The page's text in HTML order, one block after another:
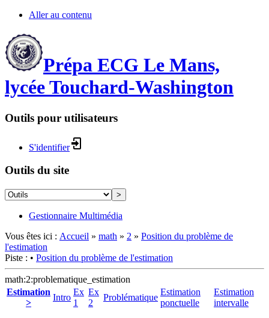
Aller au contenu
Prépa ECG Le Mans,
lycée Touchard-Washington
Outils pour utilisateurs
S'identifier
Outils du site
>
Gestionnaire Multimédia
Vous êtes ici : Accueil » math » 2 » Position du problème de
l'estimation
Piste : • Position du problème de l'estimation
math:2:problematique_estimation
Estimation
>
Intro
Ex
1
Ex
2
Problématique
Estimation
ponctuelle
Estimation
intervalle